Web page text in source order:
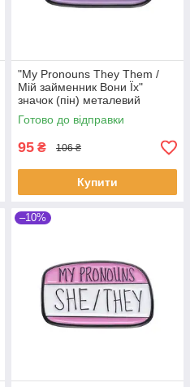
"My Pronouns They Them /
Мій займенник Вони Їх"
значок (пін) металевий
Готово до відправки
95 ₴ 106 ₴
Купити
–10%